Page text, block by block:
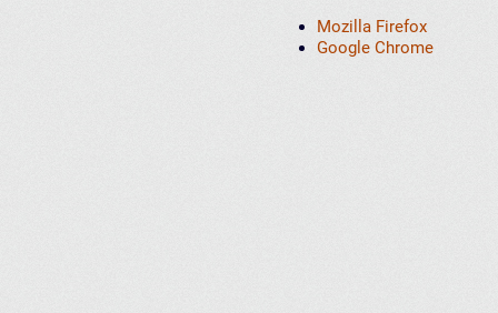
Mozilla Firefox
Google Chrome